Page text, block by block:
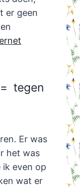
er geen
tegen
Er was
het was
ik even op
wat er